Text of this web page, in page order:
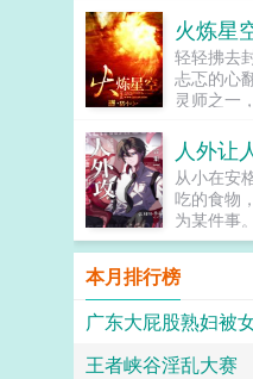
落。众人
顶级设计
甲数不胜
天。京城
不会喜欢
今像打在
身一变，
丝毫没有
不是说永
火炼星
轻轻拂去
忐忑的心
灵师之一
枪，孤身
瀚而神秘
者的崛起
空！小说
星空txt全
读...
人外让
从小在安
吃的食物
为某件事
海域。这
岛上发生
为，而应
动物...
本月排行榜
王者峡谷淫乱大赛